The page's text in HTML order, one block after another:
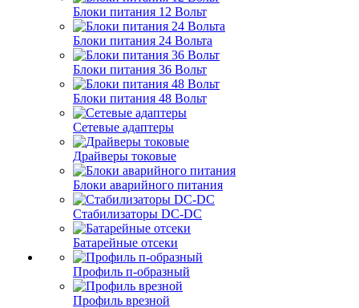
Блоки питания 12 Вольт
Блоки питания 24 Вольта
Блоки питания 36 Вольт
Блоки питания 48 Вольт
Сетевые адаптеры
Драйверы токовые
Блоки аварийного питания
Стабилизаторы DC-DC
Батарейные отсеки
Профиль п-образный
Профиль врезной